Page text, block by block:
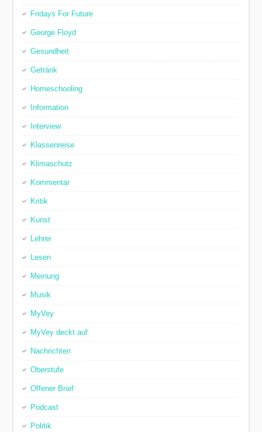
Fridays For Future
George Floyd
Gesundheit
Getränk
Homeschooling
Information
Interview
Klassenreise
Klimaschutz
Kommentar
Kritik
Kunst
Lehrer
Lesen
Meinung
Musik
MyVey
MyVey deckt auf
Nachrichten
Oberstufe
Offener Brief
Podcast
Politik